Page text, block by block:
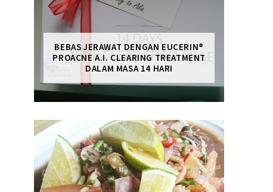
BEBAS JERAWAT DENGAN EUCERIN®
PROACNE A.I. CLEARING TREATMENT
DALAM MASA 14 HARI